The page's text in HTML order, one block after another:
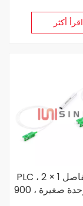
اقرأ أكثر
PLC الألياف الفاصل 1 × 2 ،
وحدة صغيرة ، 900μm ، SC